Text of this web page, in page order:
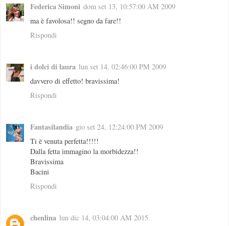
Federica Simoni dom set 13, 10:57:00 AM 2009
ma è favolosa!! segno da fare!!
Rispondi
i dolci di laura lun set 14, 02:46:00 PM 2009
davvero di effetto! bravissima!
Rispondi
Fantasilandia gio set 24, 12:24:00 PM 2009
Ti è venuta perfetta!!!!!
Dalla fetta immagino la morbidezza!!
Bravissima
Bacini
Rispondi
chenlina lun dic 14, 03:04:00 AM 2015